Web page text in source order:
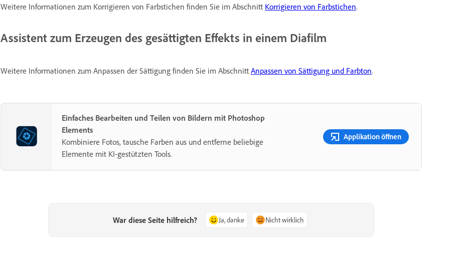
Weitere Informationen zum Korrigieren von Farbstichen finden Sie im Abschnitt Korrigieren von Farbstichen.
Assistent zum Erzeugen des gesättigten Effekts in einem Diafilm
Weitere Informationen zum Anpassen der Sättigung finden Sie im Abschnitt Anpassen von Sättigung und Farbton.
Einfaches Bearbeiten und Teilen von Bildern mit Photoshop
Elements
Kombiniere Fotos, tausche Farben aus und entferne beliebige
Elemente mit KI-gestützten Tools.
Applikation öffnen
War diese Seite hilfreich? Ja, danke Nicht wirklich